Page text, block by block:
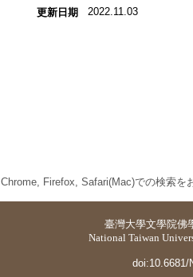
更新日期 2022.11.03
Chrome, Firefox, Safari(Mac)での検索を
臺灣大學文學院佛
National Taiwan
doi:10.6681/